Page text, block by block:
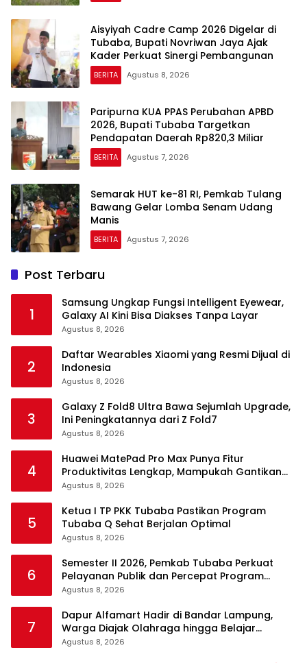
Aisyiyah Cadre Camp 2026 Digelar di
Tubaba, Bupati Novriwan Jaya Ajak
Kader Perkuat Sinergi Pembangunan
BERITA Agustus 8, 2026
Paripurna KUA PPAS Perubahan APBD
2026, Bupati Tubaba Targetkan
Pendapatan Daerah Rp820,3 Miliar
BERITA Agustus 7, 2026
Semarak HUT ke-81 RI, Pemkab Tulang
Bawang Gelar Lomba Senam Udang
Manis
BERITA Agustus 7, 2026
Post Terbaru
1
Samsung Ungkap Fungsi Intelligent Eyewear,
Galaxy AI Kini Bisa Diakses Tanpa Layar
Agustus 8, 2026
2
Daftar Wearables Xiaomi yang Resmi Dijual di
Indonesia
Agustus 8, 2026
3
Galaxy Z Fold8 Ultra Bawa Sejumlah Upgrade,
Ini Peningkatannya dari Z Fold7
Agustus 8, 2026
4
Huawei MatePad Pro Max Punya Fitur
Produktivitas Lengkap, Mampukah Gantikan
Laptop?
Agustus 8, 2026
5
Ketua I TP PKK Tubaba Pastikan Program
Tubaba Q Sehat Berjalan Optimal
Agustus 8, 2026
6
Semester II 2026, Pemkab Tubaba Perkuat
Pelayanan Publik dan Percepat Program
Pembangunan
Agustus 8, 2026
7
Dapur Alfamart Hadir di Bandar Lampung,
Warga Diajak Olahraga hingga Belajar
Memasak
Agustus 8, 2026